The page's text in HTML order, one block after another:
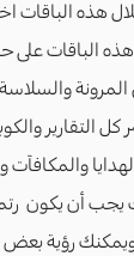
هذه الباقات
هذه الباقات
المرونة
التقارير
والمكافآت
يجب أن يكون رتم
رؤية بعض